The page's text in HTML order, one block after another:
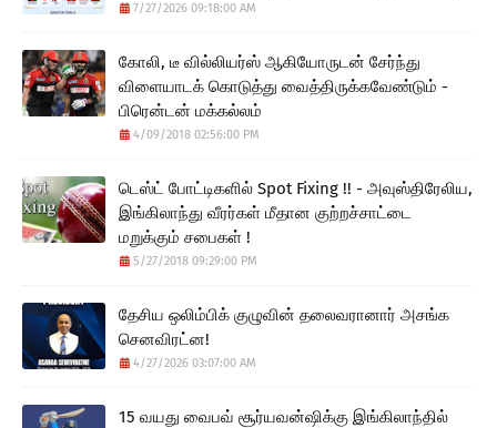
7/27/2026 09:18:00 AM
கோலி, டீ வில்லியர்ஸ் ஆகியோருடன் சேர்ந்து
விளையாடக் கொடுத்து வைத்திருக்கவேண்டும் -
பிரென்டன் மக்கல்லம்
4/09/2018 02:56:00 PM
டெஸ்ட் போட்டிகளில் Spot Fixing !! - அவுஸ்திரேலிய,
இங்கிலாந்து வீரர்கள் மீதான குற்றச்சாட்டை
மறுக்கும் சபைகள் !
5/27/2018 09:29:00 PM
தேசிய ஒலிம்பிக் குழுவின் தலைவரானார் அசங்க
செனவிரட்ன!
4/27/2026 03:07:00 AM
15 வயது வைபவ் சூர்யவன்ஷிக்கு இங்கிலாந்தில்